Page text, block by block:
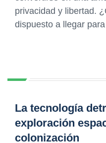
privacidad y libertad.
dispuesto a llegar
La tecnología
exploración
colonización